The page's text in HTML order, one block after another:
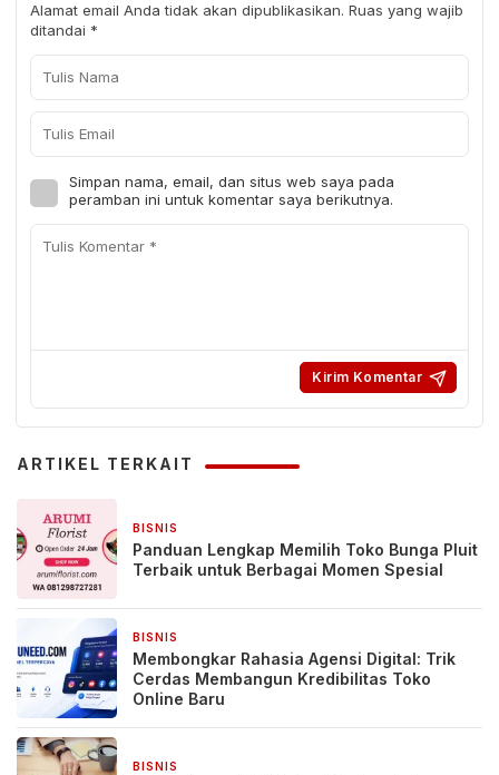
Alamat email Anda tidak akan dipublikasikan. Ruas yang wajib
ditandai *
Simpan nama, email, dan situs web saya pada
peramban ini untuk komentar saya berikutnya.
ARTIKEL TERKAIT
BISNIS
Panduan Lengkap Memilih Toko Bunga Pluit
Terbaik untuk Berbagai Momen Spesial
BISNIS
Membongkar Rahasia Agensi Digital: Trik
Cerdas Membangun Kredibilitas Toko
Online Baru
BISNIS